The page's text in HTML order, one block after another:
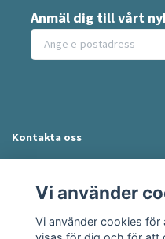
Anmäl dig till vårt
Kontakta oss
Sociala medier
Vi använder
Vi använder cookies för